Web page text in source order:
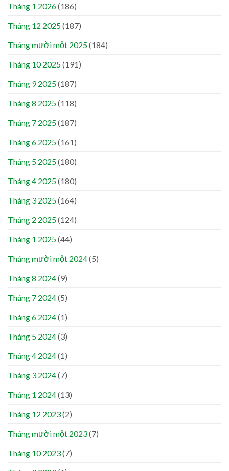
Tháng 1 2026(186)
Tháng 12 2025(187)
Tháng mười một 2025(184)
Tháng 10 2025(191)
Tháng 9 2025(187)
Tháng 8 2025(118)
Tháng 7 2025(187)
Tháng 6 2025(161)
Tháng 5 2025(180)
Tháng 4 2025(180)
Tháng 3 2025(164)
Tháng 2 2025(124)
Tháng 1 2025(44)
Tháng mười một 2024(5)
Tháng 8 2024(9)
Tháng 7 2024(5)
Tháng 6 2024(1)
Tháng 5 2024(3)
Tháng 4 2024(1)
Tháng 3 2024(7)
Tháng 1 2024(13)
Tháng 12 2023(2)
Tháng mười một 2023(7)
Tháng 10 2023(7)